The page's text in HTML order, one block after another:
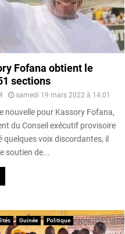
Fofana obtient le
sections
samedi 19 mars 2022 à 14:01
nouvelle pour Kassory Fofana,
du Conseil exécutif provisoire
quelques voix discordantes, il
soutien de...
Guinée Politique